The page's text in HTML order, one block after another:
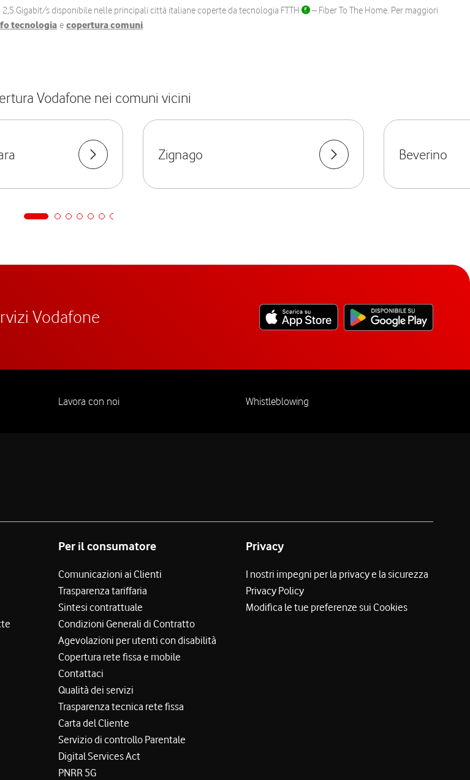
2,5 Gigabit/s disponibile nelle principali città italiane coperte da tecnologia FTTH
– Fiber To The Home. Per maggiori
tecnologia e copertura comuni.
Vodafone nei comuni vicini
Zignago Beverino
Vodafone
Lavora con noi Whistleblowing
Per il consumatore
Comunicazioni ai Clienti
Trasparenza tariffaria
Sintesi contrattuale
Condizioni Generali di Contratto
Agevolazioni per utenti con disabilità
Copertura rete fissa e mobile
Contattaci
Qualità dei servizi
Trasparenza tecnica rete fissa
Carta del Cliente
Servizio di controllo Parentale
Digital Services Act
PNRR 5G
Privacy
I nostri impegni per la privacy e la sicurezza
Privacy Policy
Modifica le tue preferenze sui Cookies